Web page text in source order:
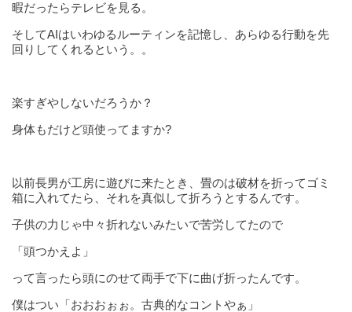
暇だったらテレビを見る。
そしてAIはいわゆるルーティンを記憶し、あらゆる行動を先
回りしてくれるという。。
楽すぎやしないだろうか？
身体もだけど頭使ってますか?
以前長男が工房に遊びに来たとき、畳のは破材を折ってゴミ
箱に入れてたら、それを真似して折ろうとするんです。
子供の力じゃ中々折れないみたいで苦労してたので
「頭つかえよ」
って言ったら頭にのせて両手で下に曲げ折ったんです。
僕はつい「おおおぉぉ。古典的なコントやぁ」